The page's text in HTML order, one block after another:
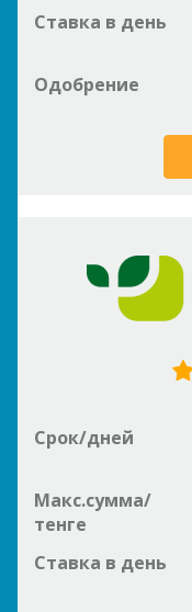
Ставка в день
Одобрение
Срок/дней
Макс.сумма/
тенге
Ставка в день